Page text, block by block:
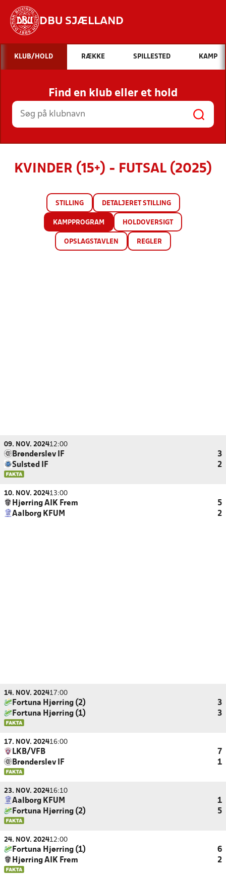
DBU SJÆLLAND
Hvad vil du søge efter?
INDHOLD OG NYHEDER
STILLINGER, RESULTATER, KLUBBER OG
HOLD
KLUB/HOLD RÆKKE SPILLESTED KAMP
Find en klub eller et hold
KVINDER (15+) - FUTSAL (2025)
STILLING DETALJERET STILLING
KAMPPROGRAM HOLDOVERSIGT
OPSLAGSTAVLEN REGLER
09. NOV. 202412:00
Brønderslev IF
3
Sulsted IF
2
10. NOV. 202413:00
Hjørring AIK Frem
5
Aalborg KFUM
2
14. NOV. 202417:00
Fortuna Hjørring (2)
3
Fortuna Hjørring (1)
3
17. NOV. 202416:00
LKB/VFB
7
Brønderslev IF
1
23. NOV. 202416:10
Aalborg KFUM
1
Fortuna Hjørring (2)
5
24. NOV. 202412:00
Fortuna Hjørring (1)
6
Hjørring AIK Frem
2